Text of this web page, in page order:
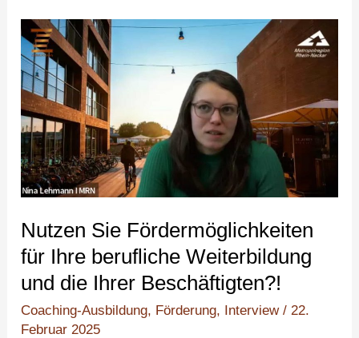
Nutzen Sie Fördermöglichkeiten
für Ihre berufliche Weiterbildung
und die Ihrer Beschäftigten?!
Coaching-Ausbildung, Förderung, Interview/ 22.
Februar 2025
Nutzen
Sie
Fördermöglichkeiten
für
Ihre
berufliche
Weiterbildung
und
Ihrer
Beschäftigten?!